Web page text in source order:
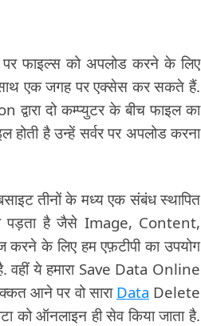
फाइल्स को अपलोड करने के लिए
एक जगह पर एक्सेस कर सकते हैं.
दो कम्प्युटर के बीच फाइल का
है उन्हें सर्वर पर अपलोड करना
तीनों के मध्य एक संबंध स्थापित
पड़ता है जैसे Image, Content,
के लिए हम एफ़टीपी का उपयोग
वहीं ये हमारा Save Data Online
आने पर वो सारा Data Delete
को ऑनलाइन ही सेव किया जाता है.